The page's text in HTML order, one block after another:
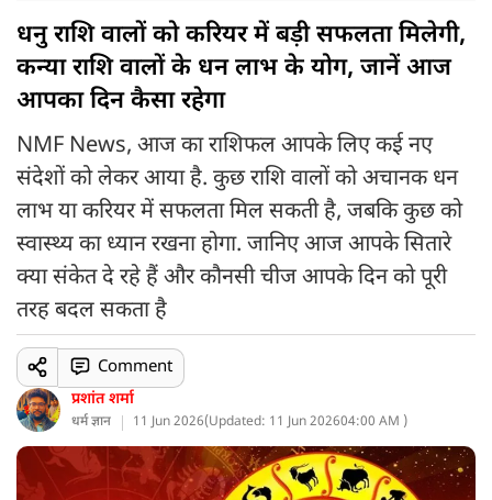
धनु राशि वालों को करियर में बड़ी सफलता मिलेगी,
कन्या राशि वालों के धन लाभ के योग, जानें आज
आपका दिन कैसा रहेगा
NMF News, आज का राशिफल आपके लिए कई नए
संदेशों को लेकर आया है. कुछ राशि वालों को अचानक धन
लाभ या करियर में सफलता मिल सकती है, जबकि कुछ को
स्वास्थ्य का ध्यान रखना होगा. जानिए आज आपके सितारे
क्या संकेत दे रहे हैं और कौनसी चीज आपके दिन को पूरी
तरह बदल सकता है
प्रशांत शर्मा
धर्म ज्ञान 11 Jun 2026(Updated: 11 Jun 202604:00 AM )
Comment